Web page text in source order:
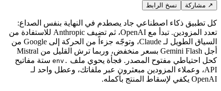
↗ مشاركة نسخ الرابط
كل تطبيق ذكاء اصطناعي جاد يصطدم في النهاية بنفس الصداع:
تعدد المزودين. تبدأ مع OpenAI، ثم تضيف Anthropic للاستفادة من
السياق الطويل لـ Claude، وتوجّه جزءاً من الحركة إلى Google من
أجل Gemini Flash بسعر منخفض، وربما ترش القليل من Mistral
كحل احتياطي مفتوح المصدر. فجأة يحوي ملف .env
ستة مفاتيح
API، وعملاء المزودين مبعثرون عبر ملفاتك، وعطل واحد لـ
OpenAI يكفي لإسقاط المنتج بأكمله.